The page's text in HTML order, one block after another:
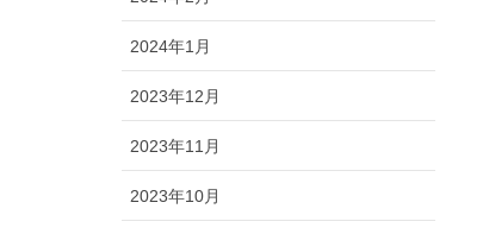
2024年1月
2023年12月
2023年11月
2023年10月